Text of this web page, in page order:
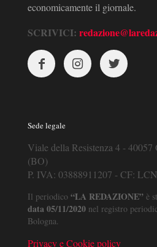
economicamente il giornale.
SCRIVICI:
Sede legale
Viale della Resistenza 4 -
(BO)
P. IVA: 03888911207 - CF:
Il periodico “LA REDAZIONE” è
data 05/11/2020 nel registro
Bologna.
Privacy e Cookie policy